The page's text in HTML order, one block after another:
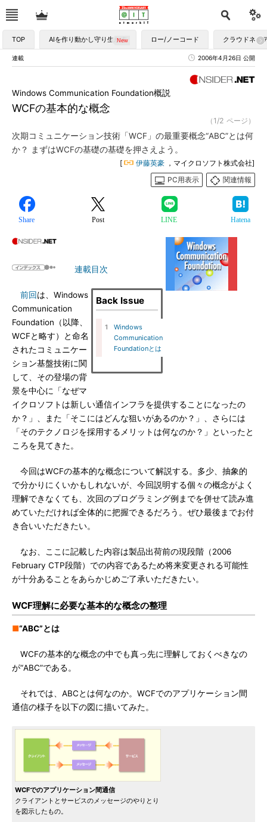
TOP AIを作り動かし守り生かす ロー/ノーコード クラウドネイ
連載 2006年4月26日 公開
WCFの基本的な概念
Windows Communication Foundation概説
（1/2 ページ）
次期コミュニケーション技術「WCF」の最重要概念“ABC”とは何
か？ まずはWCFの基礎の基礎を押さえよう。
[ 伊藤英豪 ，マイクロソフト株式会社]
PC用表示
関連情報
Share Post LINE Hatena
連載目次
Back Issue
1
Windows
Communication
Foundationとは
前回は、Windows
Communication
Foundation（以降、
WCFと略す）と命名
されたコミュニケー
ション基盤技術に関
して、その登場の背
景を中心に「なぜマ
イクロソフトは新しい通信インフラを提供することになったの
か？」、また「そこにはどんな狙いがあるのか？」、さらには
「そのテクノロジを採用するメリットは何なのか？」といったと
ころを見てきた。
今回はWCFの基本的な概念について解説する。多少、抽象的
で分かりにくいかもしれないが、今回説明する個々の概念がよく
理解できなくても、次回のプログラミング例までを併せて読み進
めていただければ全体的に把握できるだろう。ぜひ最後までお付
き合いいただきたい。
なお、ここに記載した内容は製品出荷前の現段階（2006
February CTP段階）での内容であるため将来変更される可能性
が十分あることをあらかじめご了承いただきたい。
WCF理解に必要な基本的な概念の整理
■“ABC”とは
WCFの基本的な概念の中でも真っ先に理解しておくべきなの
が“ABC”である。
それでは、ABCとは何なのか。WCFでのアプリケーション間
通信の様子を以下の図に描いてみた。
WCFでのアプリケーション間通信
クライアントとサービスのメッセージのやりとり
を図示したもの。